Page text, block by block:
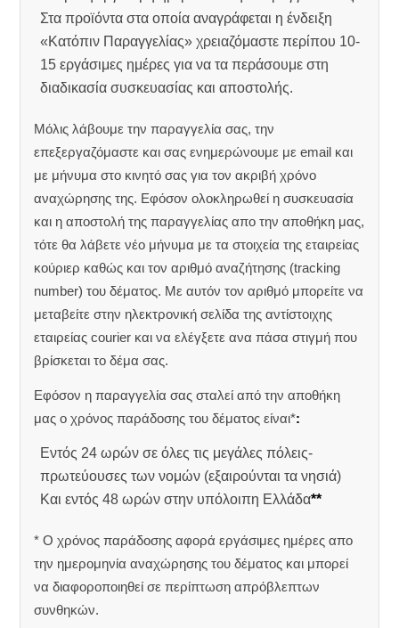
Στα προϊόντα στα οποία αναγράφεται η ένδειξη
«Κατόπιν Παραγγελίας» χρειαζόμαστε περίπου 10-
15 εργάσιμες ημέρες για να τα περάσουμε στη
διαδικασία συσκευασίας και αποστολής.
Μόλις λάβουμε την παραγγελία σας, την
επεξεργαζόμαστε και σας ενημερώνουμε με email και
με μήνυμα στο κινητό σας για τον ακριβή χρόνο
αναχώρησης της. Εφόσον ολοκληρωθεί η συσκευασία
και η αποστολή της παραγγελίας απο την αποθήκη μας,
τότε θα λάβετε νέο μήνυμα με τα στοιχεία της εταιρείας
κούριερ καθώς και τον αριθμό αναζήτησης (tracking
number) του δέματος. Με αυτόν τον αριθμό μπορείτε να
μεταβείτε στην ηλεκτρονική σελίδα της αντίστοιχης
εταιρείας courier και να ελέγξετε ανα πάσα στιγμή που
βρίσκεται το δέμα σας.
Εφόσον η παραγγελία σας σταλεί από την αποθήκη
μας ο χρόνος παράδοσης του δέματος είναι*:
Εντός 24 ωρών σε όλες τις μεγάλες πόλεις-
πρωτεύουσες των νομών (εξαιρούνται τα νησιά)
Και εντός 48 ωρών στην υπόλοιπη Ελλάδα**
* Ο χρόνος παράδοσης αφορά εργάσιμες ημέρες απο
την ημερομηνία αναχώρησης του δέματος και μπορεί
να διαφοροποιηθεί σε περίπτωση απρόβλεπτων
συνθηκών.